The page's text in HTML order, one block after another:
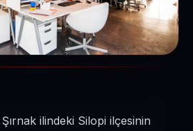
ilindeki Silopi ilçesinin